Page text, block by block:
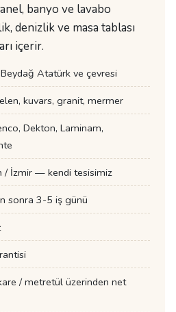
banyo ve lavabo
denizlik ve masa tablası
içerir.
Atatürk ve çevresi
kuvars, granit, mermer
Dekton, Laminam,
/ İzmir — kendi tesisimiz
sonra 3-5 iş günü
/ metretül üzerinden net